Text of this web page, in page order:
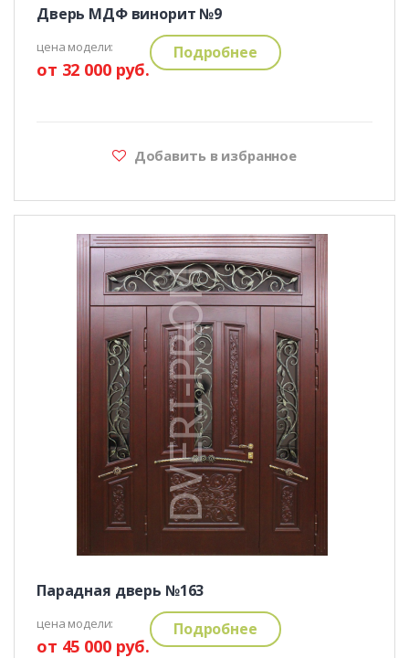
Дверь МДФ винорит №9
цена модели:
от 32 000 руб.
Подробнее
Добавить в избранное
Парадная дверь №163
цена модели:
от 45 000 руб.
Подробнее